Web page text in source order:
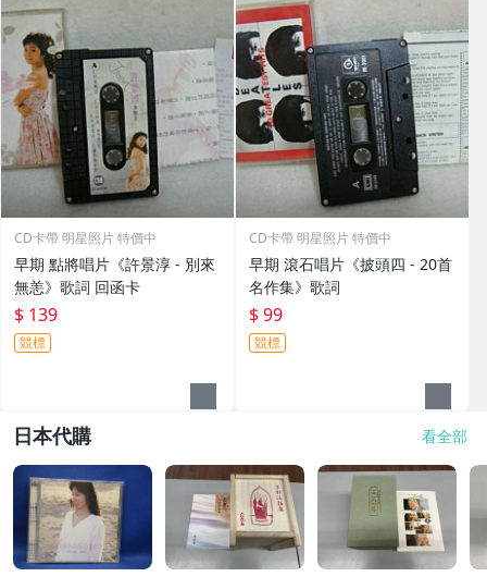
CD卡帶 明星照片 特價中
早期 點將唱片《許景淳 - 別來
無恙》歌詞 回函卡
$ 139
競標
CD卡帶 明星照片 特價中
早期 滾石唱片《披頭四 - 20首
名作集》歌詞
$ 99
競標
日本代購 看全部